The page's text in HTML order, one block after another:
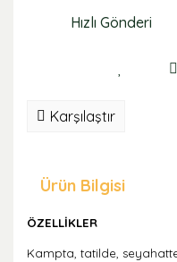
Hızlı Gönderi
Karşılaştır
Ürün Bilgisi
ÖZELLİKLER
Kampta, tatilde,